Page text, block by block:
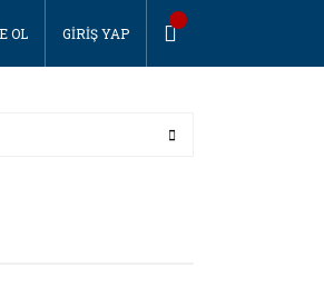
OL GİRİŞ YAP